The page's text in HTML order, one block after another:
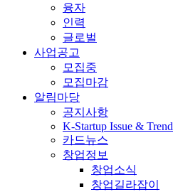
융자
인력
글로벌
사업공고
모집중
모집마감
알림마당
공지사항
K-Startup Issue & Trend
카드뉴스
창업정보
창업소식
창업길라잡이